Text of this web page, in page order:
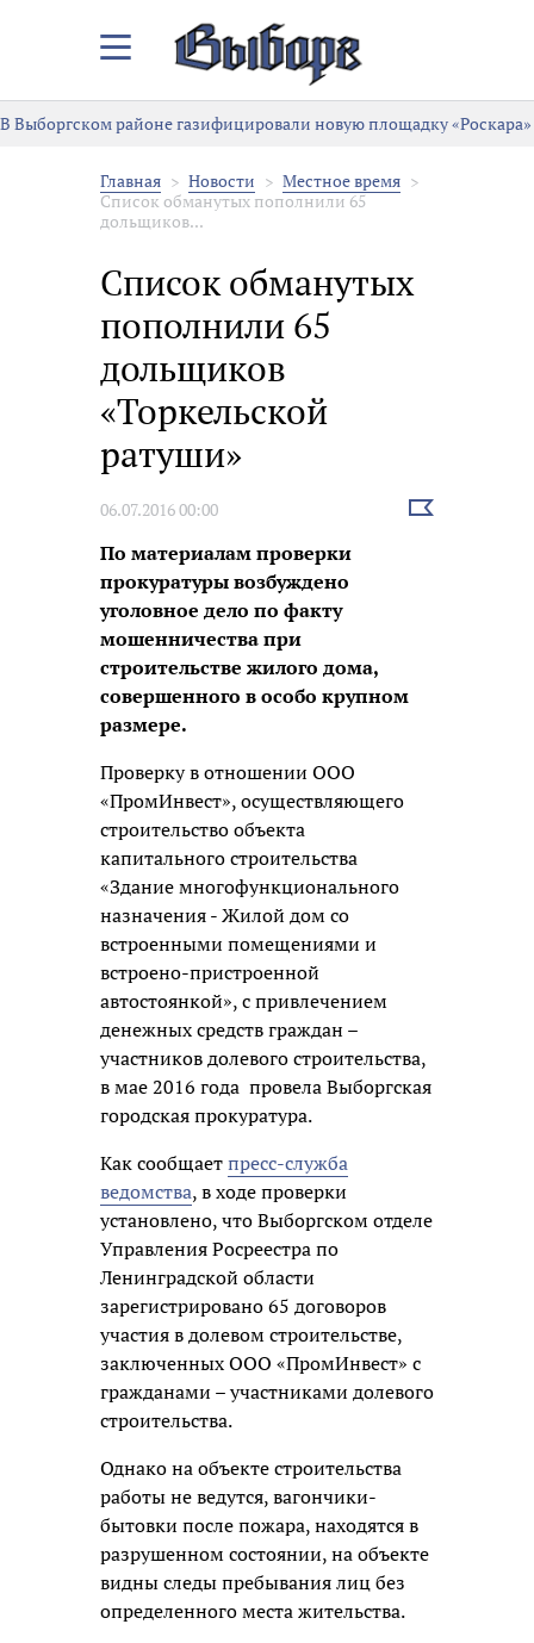
Закрыть/
меню
В Выборгском районе газифицировали новую площадку «Роскара»
Главная Новости
Местное время
Список обманутых пополнили 65
дольщиков...
Список обманутых
пополнили 65
дольщиков
«Торкельской
ратуши»
06.07.2016 00:00
Выбрать
По материалам проверки
прокуратуры возбуждено
уголовное дело по факту
мошенничества при
строительстве жилого дома,
совершенного в особо крупном
размере.
Проверку в отношении ООО
«ПромИнвест», осуществляющего
строительство объекта
капитального строительства
«Здание многофункционального
назначения - Жилой дом со
встроенными помещениями и
встроено-пристроенной
автостоянкой», с привлечением
денежных средств граждан –
участников долевого строительства,
в мае 2016 года провела Выборгская
городская прокуратура.
Как сообщаетпресс-служба
ведомства, в ходе проверки
установлено, что Выборгском отделе
Управления Росреестра по
Ленинградской области
зарегистрировано 65 договоров
участия в долевом строительстве,
заключенных ООО «ПромИнвест» с
гражданами – участниками долевого
строительства.
Однако на объекте строительства
работы не ведутся, вагончики-
бытовки после пожара, находятся в
разрушенном состоянии, на объекте
видны следы пребывания лиц без
определенного места жительства.